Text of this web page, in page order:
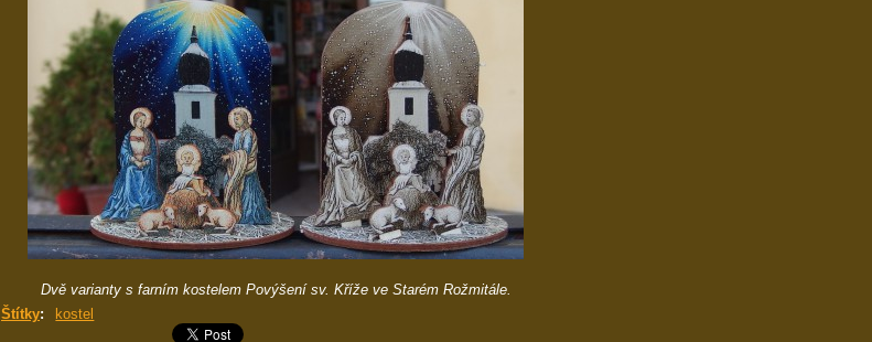
Dvě varianty s farním kostelem Povýšení sv. Kříže ve Starém Rožmitále.
Štítky: kostel